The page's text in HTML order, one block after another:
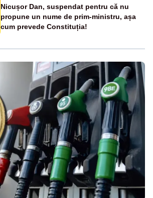
Nicușor Dan, suspendat pentru că nu
propune un nume de prim-ministru, așa
cum prevede Constituția!